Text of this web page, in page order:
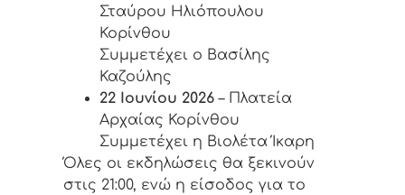
Σταύρου Ηλιόπουλου
Κορίνθου
Συμμετέχει ο Βασίλης
Καζούλης
22 Ιουνίου 2026 – Πλατεία
Αρχαίας Κορίνθου
Συμμετέχει η Βιολέτα Ίκαρη
Όλες οι εκδηλώσεις θα ξεκινούν
στις 21:00, ενώ η είσοδος για το